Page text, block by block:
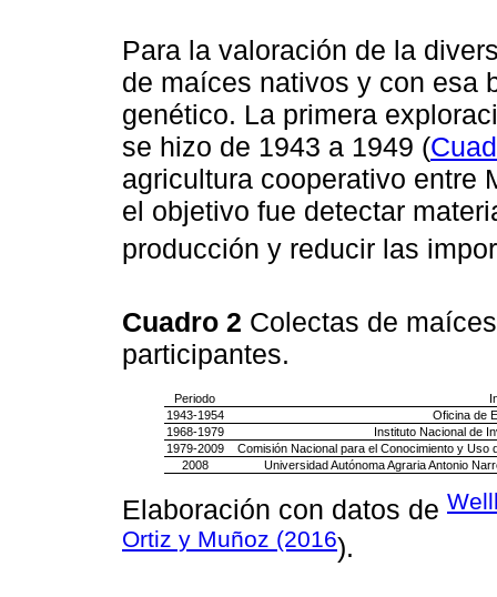
Para la valoración de la
de maíces nativos y con esa
genético. La primera
se hizo de 1943 a 1949 (
agricultura cooperativo entre
el objetivo fue detectar
producción y reducir las
Cuadro 2 Colectas de
participantes.
Periodo
1943-1954
Oficina de
1968-1979
Instituto Nacional de
1979-2009
Comisión Nacional para el Conocimiento y Uso
2008
Universidad Autónoma Agraria Antonio
Elaboración con datos de
Ortiz y Muñoz (2016).